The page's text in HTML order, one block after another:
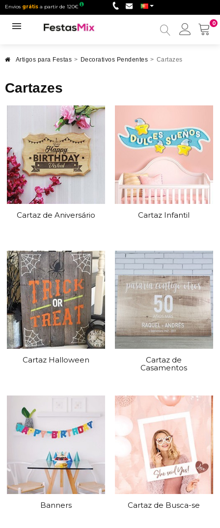
Envios grátis a partir de 120€
0
Minha
Artigos para Festas > Decorativos Pendentes > Cartazes
Cartazes
Cartaz de Aniversário Cartaz Infantil
Cartaz Halloween
Cartaz de
Casamentos
Banners Cartaz de Busca-se